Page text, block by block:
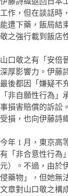
工作，但在談話時
能遭下藥，飯局結
敬之強行載到飯店
山口敬之有「安倍
深厚影響力。伊藤
最後都因「嫌疑不
「非自願性行為
事損害賠償的訴訟
受損，也向伊藤詩
今年 1 月，東京高
有「非合意性行為
元）。不過，由於
侵藥物」，但她無
文章對山口敬之構